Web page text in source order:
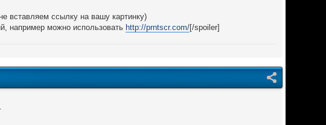
вставляем ссылку на вашу картинку)
например можно использовать http://prntscr.com/[/spoiler]